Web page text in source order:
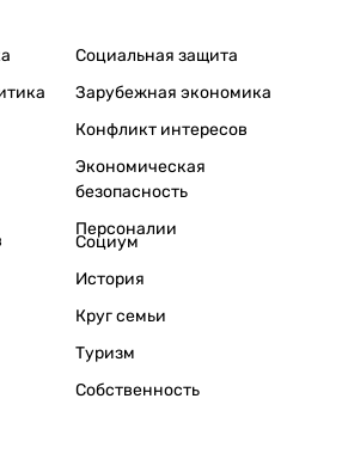
Социальная защита
Зарубежная экономика
Конфликт интересов
Экономическая
безопасность
Персоналии
Социум
История
Круг семьи
Туризм
Собственность